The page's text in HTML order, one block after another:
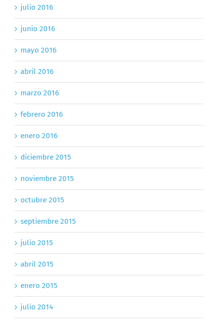
julio 2016
junio 2016
mayo 2016
abril 2016
marzo 2016
febrero 2016
enero 2016
diciembre 2015
noviembre 2015
octubre 2015
septiembre 2015
julio 2015
abril 2015
enero 2015
julio 2014